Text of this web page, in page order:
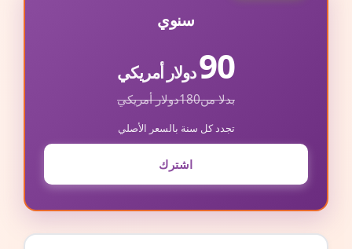
سنوي
90دولار أمريكي
بدلا من180دولار أمريكي
تجدد كل سنة بالسعر الأصلي
اشترك